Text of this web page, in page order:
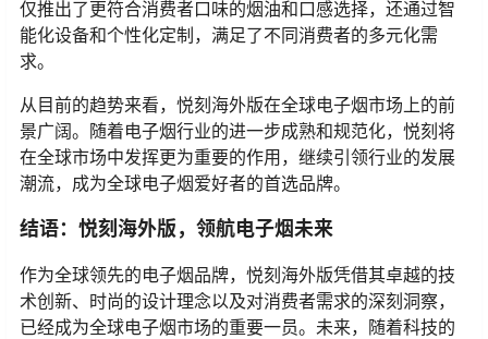
仅推出了更符合消费者口味的烟油和口感选择，还通过智
能化设备和个性化定制，满足了不同消费者的多元化需
求。
从目前的趋势来看，悦刻海外版在全球电子烟市场上的前
景广阔。随着电子烟行业的进一步成熟和规范化，悦刻将
在全球市场中发挥更为重要的作用，继续引领行业的发展
潮流，成为全球电子烟爱好者的首选品牌。
结语：悦刻海外版，领航电子烟未来
作为全球领先的电子烟品牌，悦刻海外版凭借其卓越的技
术创新、时尚的设计理念以及对消费者需求的深刻洞察，
已经成为全球电子烟市场的重要一员。未来，随着科技的